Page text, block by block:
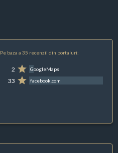
Pe baza a 35 recenzii din portaluri:
2 GoogleMaps
33 facebook.com